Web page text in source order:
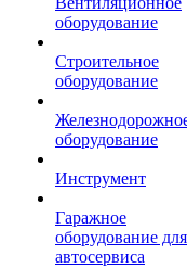
оборудование
Строительное
оборудование
оборудование
Инструмент
Гаражное
оборудование для
автосервиса